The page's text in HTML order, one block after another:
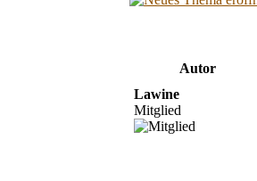
Autor
Lawine
Mitglied